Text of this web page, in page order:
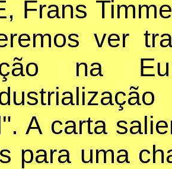
Frans
ver
na
A carta
para uma